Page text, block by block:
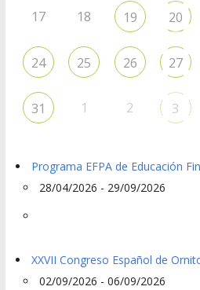
17 18 19 20
24 25 26 27
31 1 2 3
Programa EFPA de Educación
28/04/2026 - 29/09/2026
XXVII Congreso Español de
02/09/2026 - 06/09/2026